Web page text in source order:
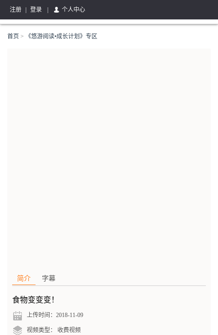
注册 登录 个人中心
首页 > 《悠游阅读•成长计划》专区
简介 字幕
食物变变变！
上传时间： 2018-11-09
视频类型： 收费视频